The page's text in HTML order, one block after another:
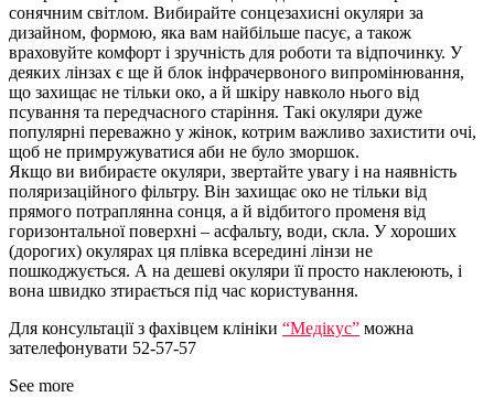
сонячним світлом. Вибирайте сонцезахисні окуляри за
дизайном, формою, яка вам найбільше пасує, а також
враховуйте комфорт і зручність для роботи та відпочинку. У
деяких лінзах є ще й блок інфрачервоного випромінювання,
що захищає не тільки око, а й шкіру навколо нього від
псування та передчасного старіння. Такі окуляри дуже
популярні переважно у жінок, котрим важливо захистити очі,
щоб не примружуватися аби не було зморшок.
Якщо ви вибираєте окуляри, звертайте увагу і на наявність
поляризаційного фільтру. Він захищає око не тільки від
прямого потраплянна сонця, а й відбитого променя від
горизонтальної поверхні – асфальту, води, скла. У хороших
(дорогих) окулярах ця плівка всередині лінзи не
пошкоджується. А на дешеві окуляри її просто наклеюють, і
вона швидко зтирається під час користування.
Для консультації з фахівцем клініки “Медікус” можна
зателефонувати 52-57-57
See more